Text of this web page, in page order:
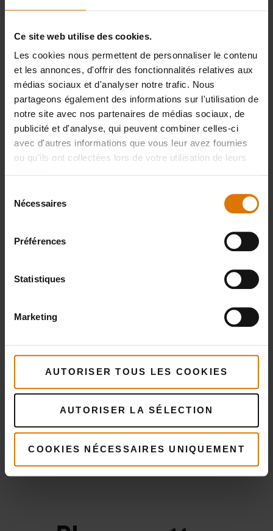
Ce site web utilise des cookies.
Les cookies nous permettent de personnaliser le contenu
et les annonces, d'offrir des fonctionnalités relatives aux
médias sociaux et d'analyser notre trafic. Nous
partageons également des informations sur l'utilisation de
notre site avec nos partenaires de médias sociaux, de
publicité et d'analyse, qui peuvent combiner celles-ci
avec d'autres informations que vous leur avez fournies
ou qu'ils ont collectées lors de votre utilisation de leurs
Nécessaires
Préférences
Statistiques
Marketing
AUTORISER TOUS LES COOKIES
AUTORISER LA SÉLECTION
COOKIES NÉCESSAIRES UNIQUEMENT
Préparons-nous
Accessoires
recommandés
saisie
détails